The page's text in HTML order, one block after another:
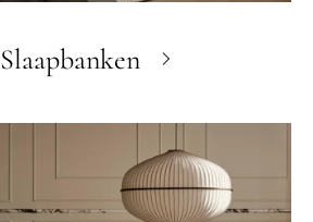
Slaapbanken